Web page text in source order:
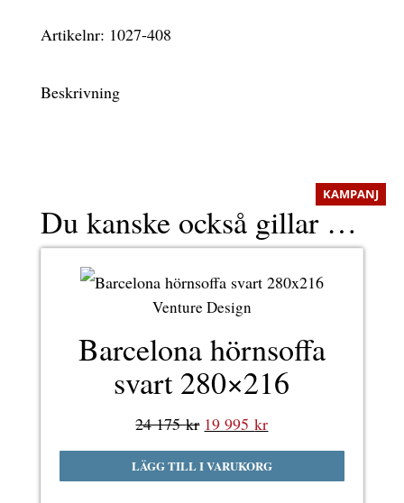
var:
19
Artikelnr: 1027-408
Beskrivning
Du kanske också gillar …
KAMPANJ
Venture Design
Barcelona hörnsoffa
svart 280×216
24 175kr Det
ursprungliga
priset
19 995krDet
nuvarande
priset
LÄGG TILL I VARUKORG